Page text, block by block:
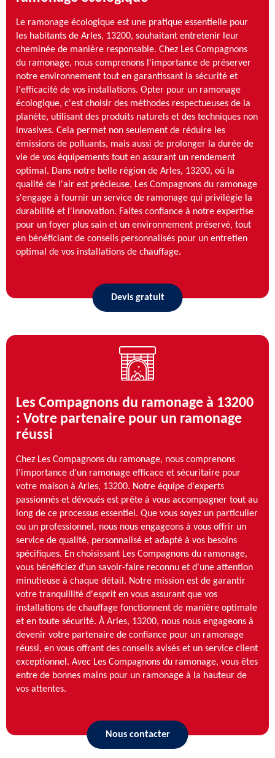
Le ramonage écologique est une pratique essentielle pour
les habitants de Arles, 13200, souhaitant entretenir leur
cheminée de manière responsable. Chez Les Compagnons
du ramonage, nous comprenons l'importance de préserver
notre environnement tout en garantissant la sécurité et
l'efficacité de vos installations. Opter pour un ramonage
écologique, c'est choisir des méthodes respectueuses de la
planète, utilisant des produits naturels et des techniques non
invasives. Cela permet non seulement de réduire les
émissions de polluants, mais aussi de prolonger la durée de
vie de vos équipements tout en assurant un rendement
optimal. Dans notre belle région de Arles, 13200, où la
qualité de l'air est précieuse, Les Compagnons du ramonage
s'engage à fournir un service de ramonage qui privilégie la
durabilité et l'innovation. Faites confiance à notre expertise
pour un foyer plus sain et un environnement préservé, tout
en bénéficiant de conseils personnalisés pour un entretien
optimal de vos installations de chauffage.
Devis gratuit
Les Compagnons du ramonage à 13200
: Votre partenaire pour un ramonage
réussi
Chez Les Compagnons du ramonage, nous comprenons
l'importance d'un ramonage efficace et sécuritaire pour
votre maison à Arles, 13200. Notre équipe d'experts
passionnés et dévoués est prête à vous accompagner tout au
long de ce processus essentiel. Que vous soyez un particulier
ou un professionnel, nous nous engageons à vous offrir un
service de qualité, personnalisé et adapté à vos besoins
spécifiques. En choisissant Les Compagnons du ramonage,
vous bénéficiez d'un savoir-faire reconnu et d'une attention
minutieuse à chaque détail. Notre mission est de garantir
votre tranquillité d'esprit en vous assurant que vos
installations de chauffage fonctionnent de manière optimale
et en toute sécurité. À Arles, 13200, nous nous engageons à
devenir votre partenaire de confiance pour un ramonage
réussi, en vous offrant des conseils avisés et un service client
exceptionnel. Avec Les Compagnons du ramonage, vous êtes
entre de bonnes mains pour un ramonage à la hauteur de
vos attentes.
Nous contacter